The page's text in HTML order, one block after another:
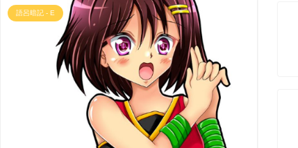
語呂暗記 - E